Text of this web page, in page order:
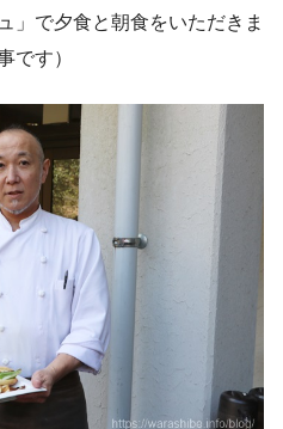
」で夕食と朝食をいただきま
です）